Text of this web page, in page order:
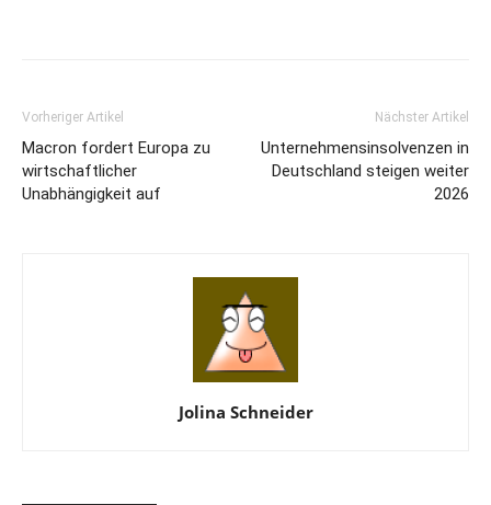
Vorheriger Artikel
Macron fordert Europa zu
wirtschaftlicher
Unabhängigkeit auf
Nächster Artikel
Unternehmensinsolvenzen in
Deutschland steigen weiter
2026
Jolina Schneider